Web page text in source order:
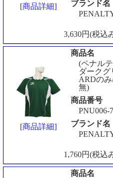
[商品詳細]
ブランド名
3,630円(税込
[商品詳細]
商品名
(ペナル
ダークグ
ARDの
無)
商品番号
PNU006-
ブランド名
1,760円(税込
商品名